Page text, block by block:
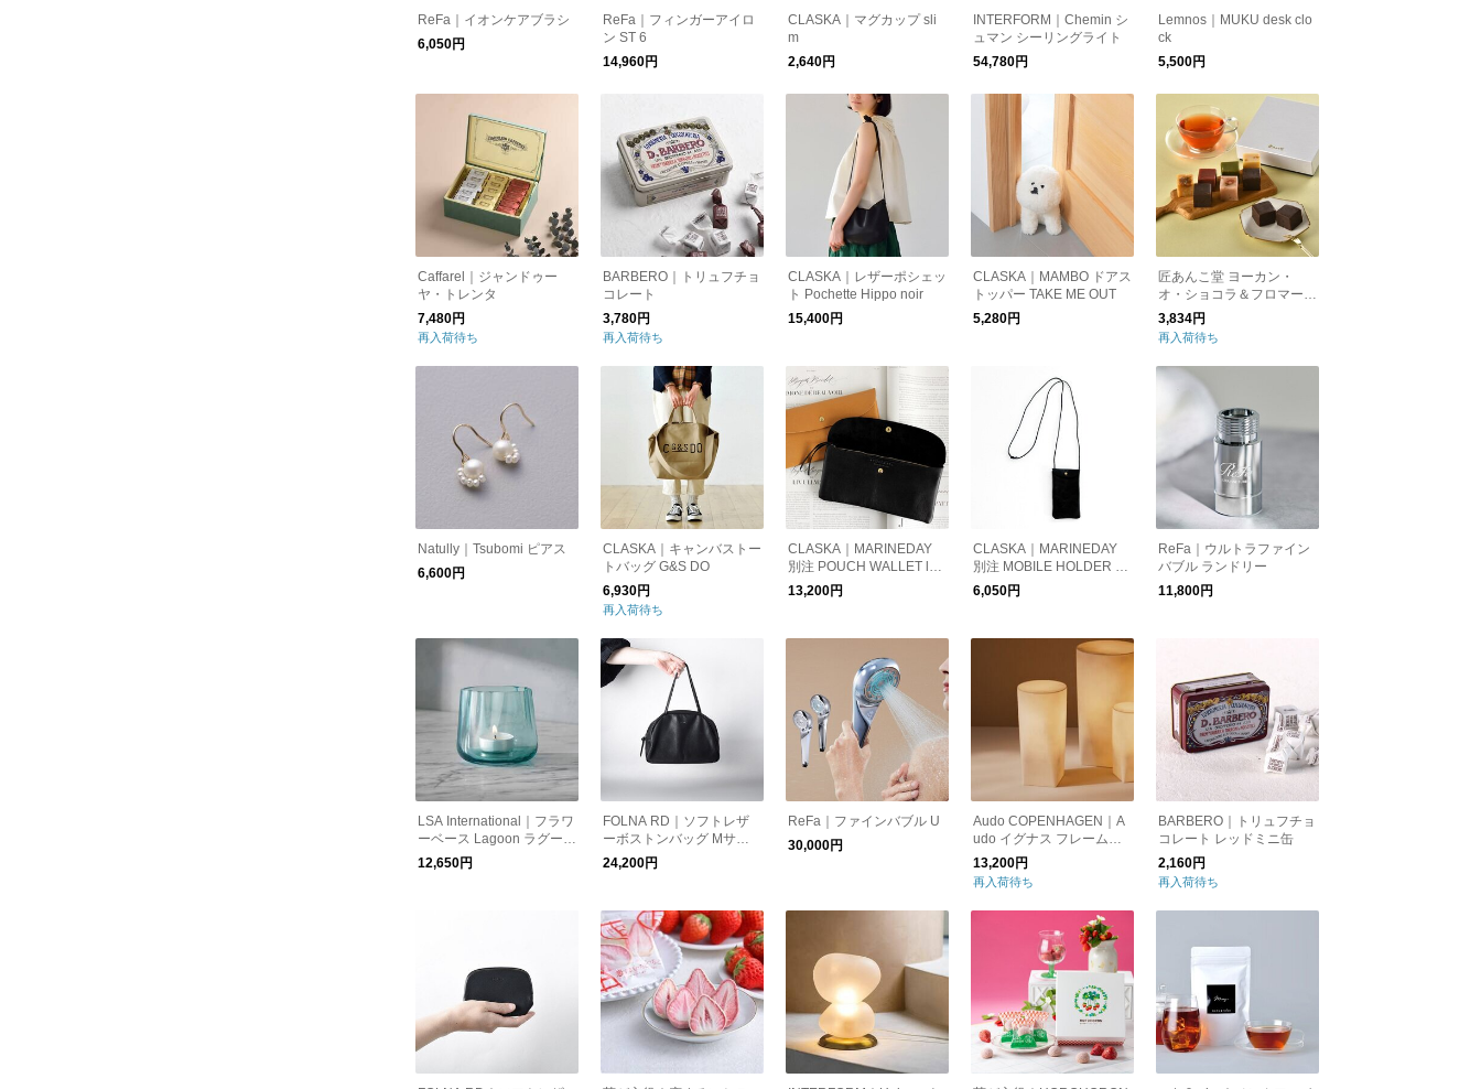
ReFa｜イオンケアブラシ
6,050円
ReFa｜フィンガーアイロ
ン ST 6
14,960円
CLASKA｜マグカップ sli
m
2,640円
INTERFORM｜Chemin シ
ュマン シーリングライト
54,780円
Lemnos｜MUKU desk clo
ck
5,500円
Caffarel｜ジャンドゥー
ヤ・トレンタ
7,480円
再入荷待ち
BARBERO｜トリュフチョ
コレート
3,780円
再入荷待ち
CLASKA｜レザーポシェッ
ト Pochette Hippo noir
15,400円
CLASKA｜MAMBO ドアス
トッパー TAKE ME OUT
5,280円
匠あんこ堂 ヨーカン・
オ・ショコラ＆フロマージ
ュ 9個入り
3,834円
再入荷待ち
Natully｜Tsubomi ピアス
6,600円
CLASKA｜キャンバストー
トバッグ G&S DO
6,930円
再入荷待ち
CLASKA｜MARINEDAY
別注 POUCH WALLET lon
g カード収納付き
13,200円
CLASKA｜MARINEDAY
別注 MOBILE HOLDER ブ
ラック
6,050円
ReFa｜ウルトラファイン
バブル ランドリー
11,800円
LSA International｜フラワ
ーベース Lagoon ラグーン
キャンドルホルダー / 花瓶
H8cm
12,650円
FOLNA RD｜ソフトレザ
ーボストンバッグ Mサイ
ズ
24,200円
ReFa｜ファインバブル U
30,000円
Audo COPENHAGEN｜A
udo イグナス フレームレ
スキャンドル H20
13,200円
再入荷待ち
BARBERO｜トリュフチョ
コレート レッドミニ缶
2,160円
再入荷待ち